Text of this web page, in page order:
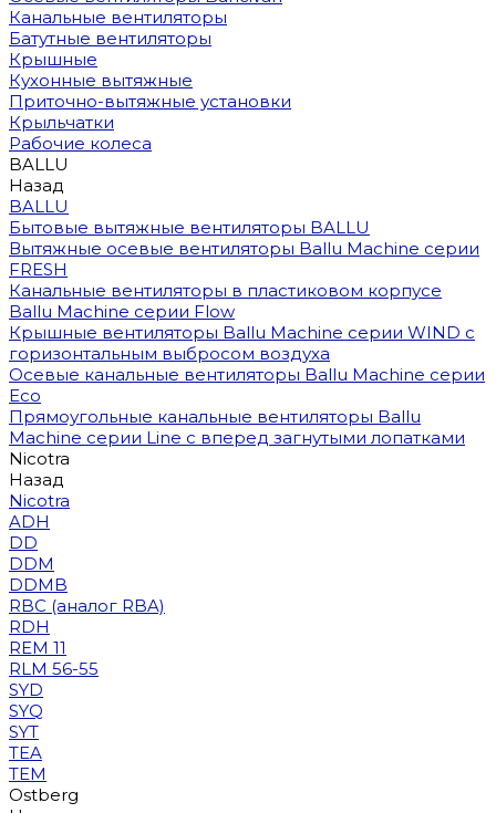
Канальные вентиляторы
Батутные вентиляторы
Крышные
Кухонные вытяжные
Приточно-вытяжные установки
Крыльчатки
Рабочие колеса
BALLU
Назад
BALLU
Бытовые вытяжные вентиляторы BALLU
Вытяжные осевые вентиляторы Ballu Machine серии
FRESH
Канальные вентиляторы в пластиковом корпусе
Ballu Machine серии Flow
Крышные вентиляторы Ballu Machine серии WIND с
горизонтальным выбросом воздуха
Осевые канальные вентиляторы Ballu Machine серии
Eco
Прямоугольные канальные вентиляторы Ballu
Machine серии Line с вперед загнутыми лопатками
Nicotra
Назад
Nicotra
ADH
DD
DDM
DDMB
RBC (аналог RBA)
RDH
REM 11
RLM 56-55
SYD
SYQ
SYT
TEA
TEM
Ostberg